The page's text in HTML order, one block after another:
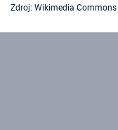
Zdroj: Wikimedia Commons